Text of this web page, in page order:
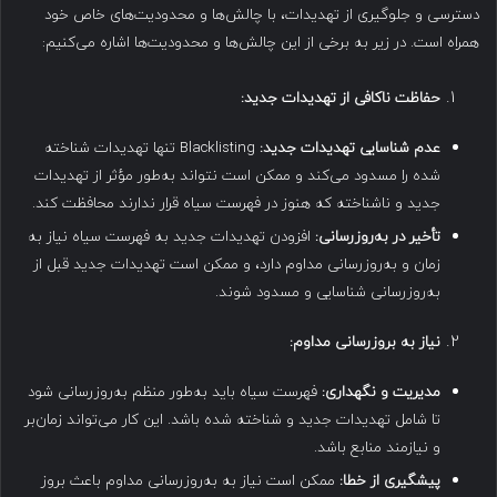
دسترسی و جلوگیری از تهدیدات، با چالش‌ها و محدودیت‌های خاص خود
همراه است. در زیر به برخی از این چالش‌ها و محدودیت‌ها اشاره می‌کنیم:
حفاظت ناکافی از تهدیدات جدید:
عدم شناسایی تهدیدات جدید:
Blacklisting تنها تهدیدات شناخته
شده را مسدود می‌کند و ممکن است نتواند به‌طور مؤثر از تهدیدات
جدید و ناشناخته که هنوز در فهرست سیاه قرار ندارند محافظت کند.
تأخیر در به‌روزرسانی: افزودن تهدیدات جدید به فهرست سیاه نیاز به
زمان و به‌روزرسانی مداوم دارد، و ممکن است تهدیدات جدید قبل از
به‌روزرسانی شناسایی و مسدود شوند.
نیاز به بروزرسانی مداوم:
مدیریت و نگهداری: فهرست سیاه باید به‌طور منظم به‌روزرسانی شود
تا شامل تهدیدات جدید و شناخته شده باشد. این کار می‌تواند زمان‌بر
و نیازمند منابع باشد.
پیشگیری از خطا: ممکن است نیاز به به‌روزرسانی مداوم باعث بروز